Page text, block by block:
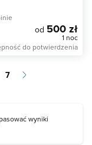
od 500 zł
1 noc
do potwierdzenia
7
wyniki